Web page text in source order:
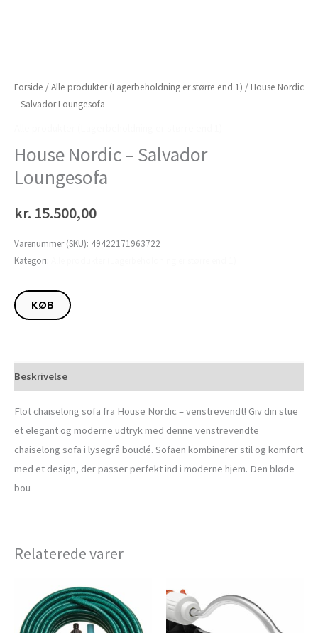
Forside /Alle produkter (Lagerbeholdning er større end 1) / House Nordic
– Salvador Loungesofa
House Nordic – Salvador
Loungesofa
kr. 15.500,00
Varenummer (SKU): 49422171963722
Kategori:
KØB
Beskrivelse
Flot chaiselong sofa fra House Nordic – venstrevendt! Giv din stue
et elegant og moderne udtryk med denne venstrevendte
chaiselong sofa i lysegrå bouclé. Sofaen kombinerer stil og komfort
med et design, der passer perfekt ind i moderne hjem. Den bløde
bou
Relaterede varer